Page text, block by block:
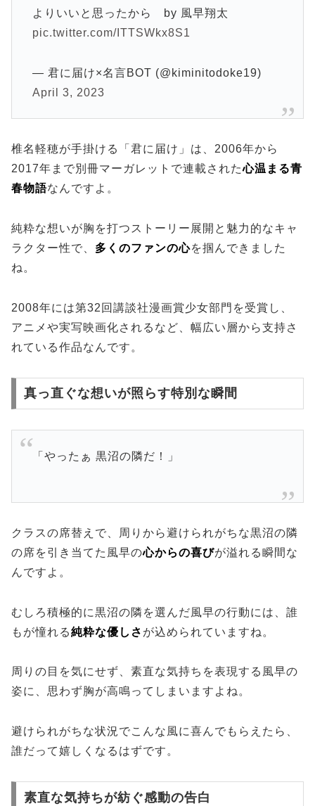
よりいいと思ったから by 風早翔太
pic.twitter.com/ITTSWkx8S1
— 君に届け×名言BOT (@kiminitodoke19)
April 3, 2023
椎名軽穂が手掛ける「君に届け」は、2006年から
2017年まで別冊マーガレットで連載された心温まる青
春物語なんですよ。
純粋な想いが胸を打つストーリー展開と魅力的なキャ
ラクター性で、 多くのファンの心を掴んできました
ね。
2008年には第32回講談社漫画賞少女部門を受賞し、
アニメや実写映画化されるなど、幅広い層から支持さ
れている作品なんです。
真っ直ぐな想いが照らす特別な瞬間
「やったぁ 黒沼の隣だ！」
クラスの席替えで、周りから避けられがちな黒沼の隣
の席を引き当てた風早の心からの喜びが溢れる瞬間な
んですよ。
むしろ積極的に黒沼の隣を選んだ風早の行動には、誰
もが憧れる純粋な優しさ が込められていますね。
周りの目を気にせず、素直な気持ちを表現する風早の
姿に、思わず胸が高鳴ってしまいますよね。
避けられがちな状況でこんな風に喜んでもらえたら、
誰だって嬉しくなるはずです。
素直な気持ちが紡ぐ感動の告白